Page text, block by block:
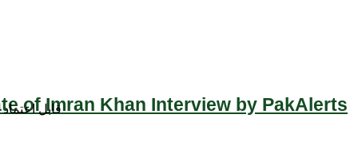
of Imran Khan Interview by PakAlerts
قابل